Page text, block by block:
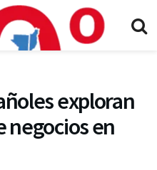
exploran
en